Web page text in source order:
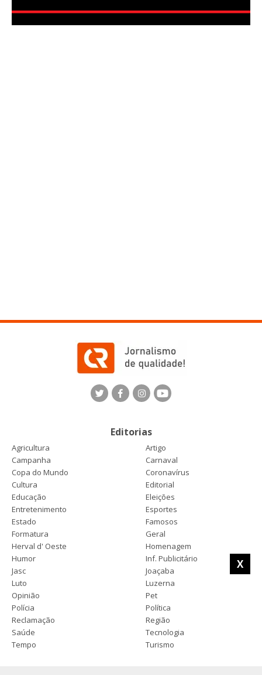
X
Editorias
Agricultura
Artigo
Campanha
Carnaval
Copa do Mundo
Coronavírus
Cultura
Editorial
Educação
Eleições
Entretenimento
Esportes
Estado
Famosos
Formatura
Geral
Herval d' Oeste
Homenagem
Humor
Inf. Publicitário
Jasc
Joaçaba
Luto
Luzerna
Opinião
Pet
Polícia
Política
Reclamação
Região
Saúde
Tecnologia
Tempo
Turismo